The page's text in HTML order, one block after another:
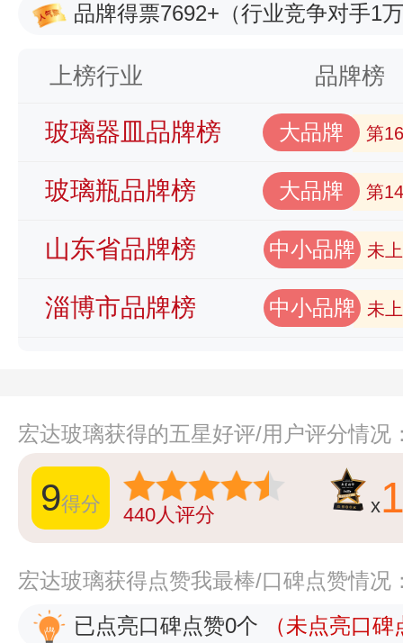
品牌得票7692+ （行业竞争对手1
上榜行业 品牌榜
玻璃器皿品牌榜 大品牌 第
玻璃瓶品牌榜 大品牌 第
山东省品牌榜 中小品牌 未
淄博市品牌榜 中小品牌 未
宏达玻璃获得的五星好评/用户评分情况
9得分 440人评分 x
宏达玻璃获得点赞我最棒/口碑点赞情况
已点亮口碑点赞0个
（未点亮口